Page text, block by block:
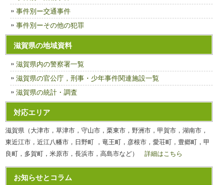
事件別ー交通事件
事件別ーその他の犯罪
滋賀県の地域資料
滋賀県内の警察署一覧
滋賀県の官公庁，刑事・少年事件関連施設一覧
滋賀県の統計・調査
対応エリア
滋賀県（大津市，草津市，守山市，栗東市，野洲市，甲賀市，湖南市，
東近江市，近江八幡市，日野町 ，竜王町，彦根市，愛荘町，豊郷町，甲
良町，多賀町，米原市，長浜市，高島市など）詳細はこちら
お知らせとコラム